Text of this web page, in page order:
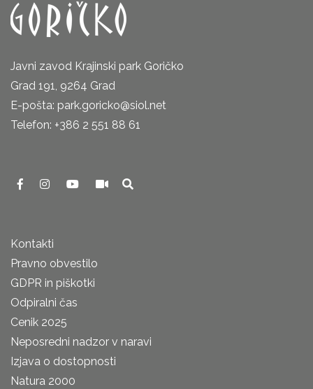
Javni zavod Krajinski park Goričko
Grad 191, 9264 Grad
E-pošta: park.goricko@siol.net
Telefon: +386 2 551 88 61
Kontakti
Pravno obvestilo
GDPR in piškotki
Odpiralni čas
Cenik 2025
Neposredni nadzor v naravi
Izjava o dostopnosti
Natura 2000